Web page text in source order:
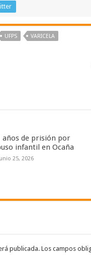
UFPS VARICELA
años de prisión por
infantil en Ocaña
25, 2026
publicada. Los campos